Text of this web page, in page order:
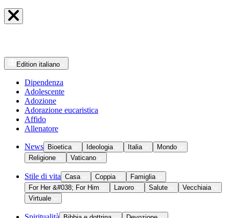
Edition italiano
Dipendenza
Adolescente
Adozione
Adorazione eucaristica
Affido
Allenatore
News Bioetica Ideologia Italia
Mondo
Religione
Vaticano
Stile di vita Casa Coppia
Famiglia
For Her &#038; For Him
Lavoro Salute
Vecchiaia
Virtuale